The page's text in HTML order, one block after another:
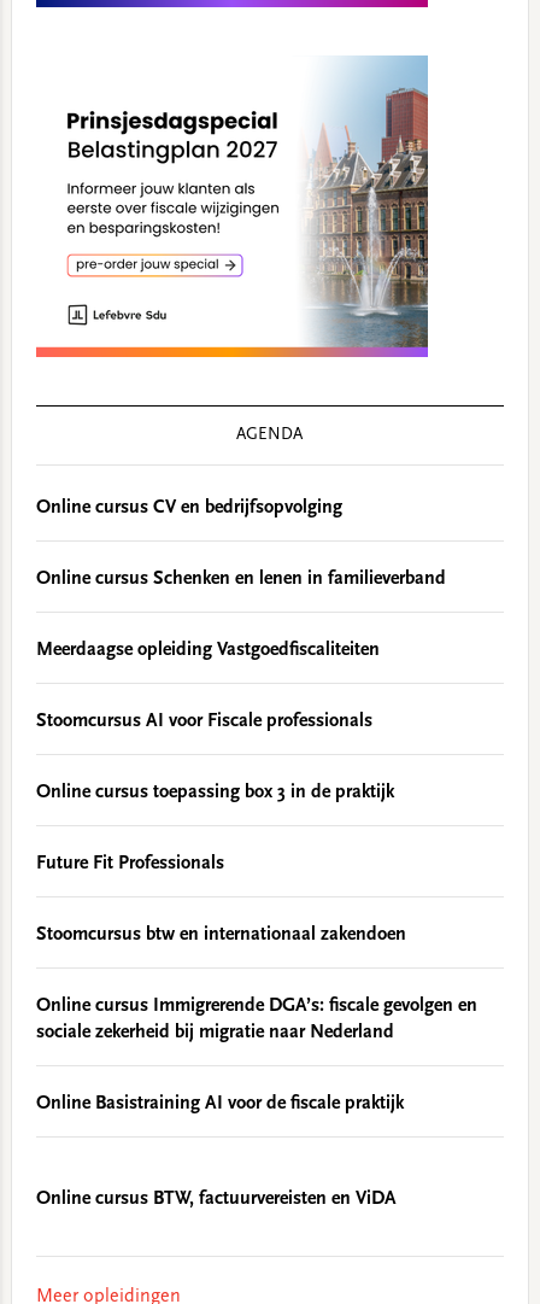
AGENDA
Online cursus CV en bedrijfsopvolging
Online cursus Schenken en lenen in familieverband
Meerdaagse opleiding Vastgoedfiscaliteiten
Stoomcursus AI voor Fiscale professionals
Online cursus toepassing box 3 in de praktijk
Future Fit Professionals
Stoomcursus btw en internationaal zakendoen
Online cursus Immigrerende DGA’s: fiscale gevolgen en
sociale zekerheid bij migratie naar Nederland
Online Basistraining AI voor de fiscale praktijk
Online cursus BTW, factuurvereisten en ViDA
Meer opleidingen